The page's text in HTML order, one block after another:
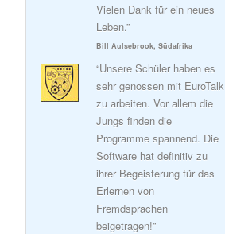
Vielen Dank für ein neues
Leben.”
Bill Aulsebrook, Südafrika
“Unsere Schüler haben es
sehr genossen mit EuroTalk
zu arbeiten. Vor allem die
Jungs finden die
Programme spannend. Die
Software hat definitiv zu
ihrer Begeisterung für das
Erlernen von
Fremdsprachen
beigetragen!”